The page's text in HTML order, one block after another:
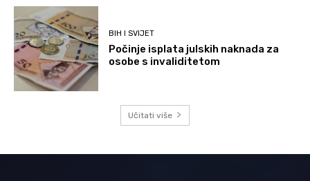
BIH I SVIJET
Počinje isplata julskih naknada za
osobe s invaliditetom
Učitati više